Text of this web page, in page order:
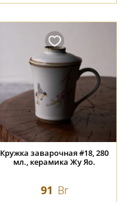
Кружка заварочная #18, 280
мл., керамика Жу Яо.
91 Br